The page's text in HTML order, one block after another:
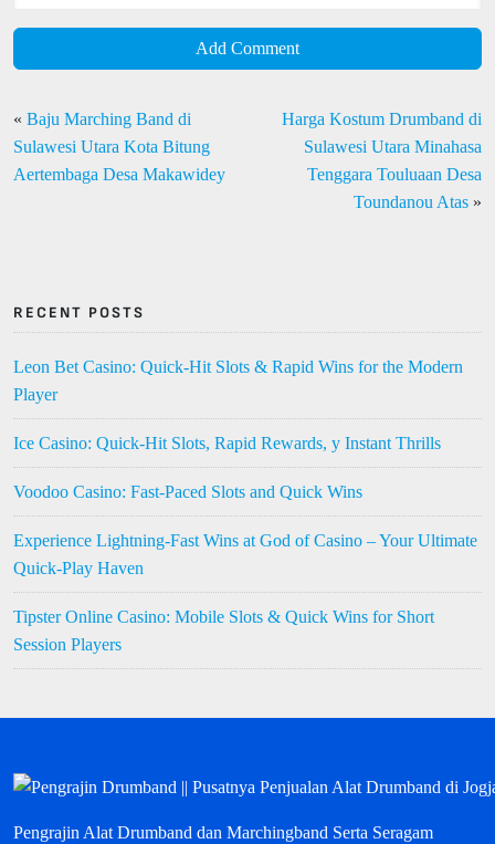
Add Comment
« Baju Marching Band di
Sulawesi Utara Kota Bitung
Aertembaga Desa Makawidey
Harga Kostum Drumband di
Sulawesi Utara Minahasa
Tenggara Touluaan Desa
Toundanou Atas »
RECENT POSTS
Leon Bet Casino: Quick‑Hit Slots & Rapid Wins for the Modern
Player
Ice Casino: Quick‑Hit Slots, Rapid Rewards, y Instant Thrills
Voodoo Casino: Fast‑Paced Slots and Quick Wins
Experience Lightning‑Fast Wins at God of Casino – Your Ultimate
Quick‑Play Haven
Tipster Online Casino: Mobile Slots & Quick Wins for Short
Session Players
Pengrajin Alat Drumband dan Marchingband Serta Seragam